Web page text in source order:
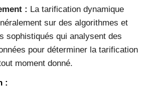
: La tarification dynamique
sur des algorithmes et
sophistiqués qui analysent des
pour déterminer la tarification
moment donné.
: